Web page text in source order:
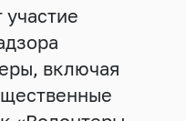
включая